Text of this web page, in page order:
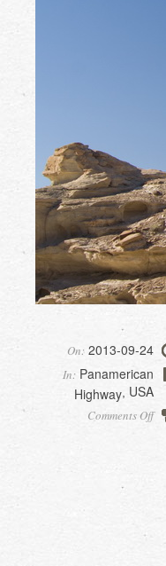
On: 2013-09-24
In: Panamerican
Highway USA
Comments Offon